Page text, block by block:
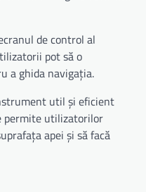
de control al
pot să o
a ghida navigația.
util și eficient
permite utilizatorilor
apei și să facă